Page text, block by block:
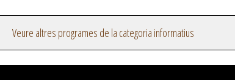
Veure altres programes de la categoria informatius